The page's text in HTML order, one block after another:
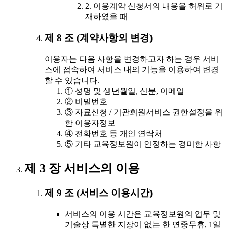
2. 이용계약 신청서의 내용을 허위로 기
재하였을 때
제 8 조 (계약사항의 변경)
이용자는 다음 사항을 변경하고자 하는 경우 서비
스에 접속하여 서비스 내의 기능을 이용하여 변경
할 수 있습니다.
① 성명 및 생년월일, 신분, 이메일
② 비밀번호
③ 자료신청 / 기관회원서비스 권한설정을 위
한 이용자정보
④ 전화번호 등 개인 연락처
⑤ 기타 교육정보원이 인정하는 경미한 사항
제 3 장 서비스의 이용
제 9 조 (서비스 이용시간)
서비스의 이용 시간은 교육정보원의 업무 및
기술상 특별한 지장이 없는 한 연중무휴, 1일